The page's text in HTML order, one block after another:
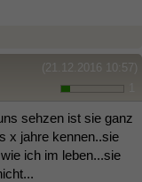
(21.12.2016 10:57)
sehzen ist sie ganz
x jahre kennen..sie
ich im leben...sie